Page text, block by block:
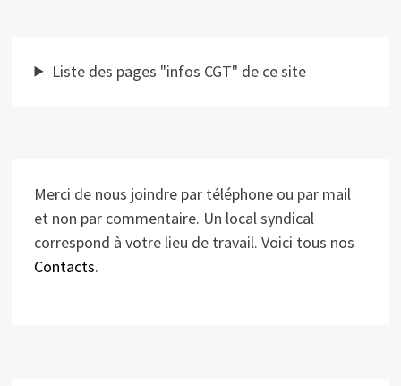
Liste des pages "infos CGT" de ce site
Merci de nous joindre par téléphone ou par mail
et non par commentaire. Un local syndical
correspond à votre lieu de travail. Voici tous nos
Contacts.